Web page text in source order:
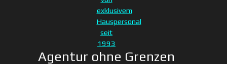
Agentur ohne Grenzen